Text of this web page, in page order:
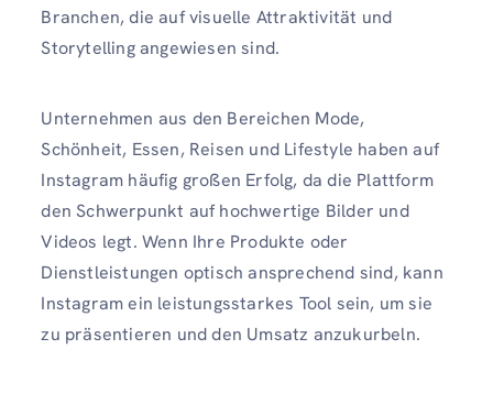
Branchen, die auf visuelle Attraktivität und
Storytelling angewiesen sind.
Unternehmen aus den Bereichen Mode,
Schönheit, Essen, Reisen und Lifestyle haben auf
Instagram häufig großen Erfolg, da die Plattform
den Schwerpunkt auf hochwertige Bilder und
Videos legt. Wenn Ihre Produkte oder
Dienstleistungen optisch ansprechend sind, kann
Instagram ein leistungsstarkes Tool sein, um sie
zu präsentieren und den Umsatz anzukurbeln.